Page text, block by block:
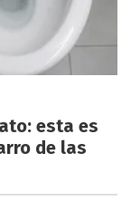
esta es
de las